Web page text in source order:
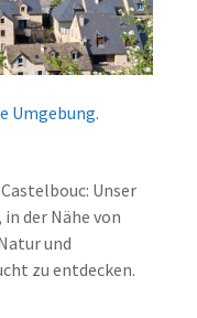
n
a
l
e
é
v
e
n
Umgebung.
Unser
der Nähe von
und
zu entdecken.